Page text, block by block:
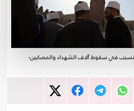
تسبب في سقوط آلاف الشهداء والمصابين-